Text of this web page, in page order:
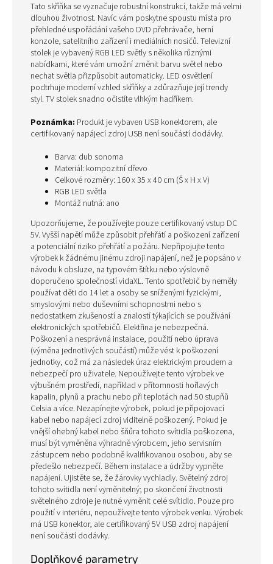
Tato skříňka se vyznačuje robustní konstrukcí, takže má velmi
dlouhou životnost. Navíc vám poskytne spoustu místa pro
přehledné uspořádání vašeho DVD přehrávače, herní
konzole, satelitního zařízení i mediálních nosičů. Televizní
stolek je vybavený RGB LED světly s několika různými
nabídkami, které vám umožní změnit barvu světel nebo
nechat světla přizpůsobit automaticky. LED osvětlení
podtrhuje moderní vzhled skříňky a zdůrazňuje její trendy
styl. TV stolek snadno očistíte vlhkým hadříkem.
Poznámka: Produkt je vybaven USB konektorem, ale
certifikovaný napájecí zdroj USB není součástí dodávky.
Barva: dub sonoma
Materiál: kompozitní dřevo
Celkové rozměry: 160 x 35 x 40 cm (Š x H x V)
RGB LED světla
Montáž nutná: ano
Upozorňujeme, že používejte pouze certifikovaný vstup DC
5V. Vyšší napětí může způsobit přehřátí a poškození zařízení
a potenciální riziko přehřátí a požáru. Nepřipojujte tento
výrobek k žádnému jinému zdroji napájení, než je popsáno v
návodu k obsluze, na typovém štítku nebo výslovně
doporučeno společností vidaXL. Tento spotřebič by neměly
používat děti do 14 let a osoby se sníženými fyzickými,
smyslovými nebo duševními schopnostmi nebo s
nedostatkem zkušeností a znalostí týkajících se používání
elektronických spotřebičů. Elektřina je nebezpečná.
Poškození a nesprávná instalace, použití nebo úprava
(výměna jednotlivých součástí) může vést k poškození
jednotky, což má za následek úraz elektrickým proudem a
nebezpečí pro uživatele. Nepoužívejte tento výrobek ve
výbušném prostředí, například v přítomnosti hořlavých
kapalin, plynů a prachu nebo při teplotách nad 50 stupňů
Celsia a více. Nezapínejte výrobek, pokud je připojovací
kabel nebo napájecí zdroj viditelně poškozený. Pokud je
vnější ohebný kabel nebo šňůra tohoto svítidla poškozena,
musí být vyměněna výhradně výrobcem, jeho servisním
zástupcem nebo podobně kvalifikovanou osobou, aby se
předešlo nebezpečí. Během instalace a údržby vypněte
napájení. Ujistěte se, že žárovky vychladly. Světelný zdroj
tohoto svítidla není vyměnitelný; po skončení životnosti
světelného zdroje je nutné vyměnit celé svítidlo. Pouze pro
použití v interiéru, nepoužívejte tento výrobek venku. Výrobek
má USB konektor, ale certifikovaný 5V USB zdroj napájení
není součástí dodávky.
Doplňkové parametry